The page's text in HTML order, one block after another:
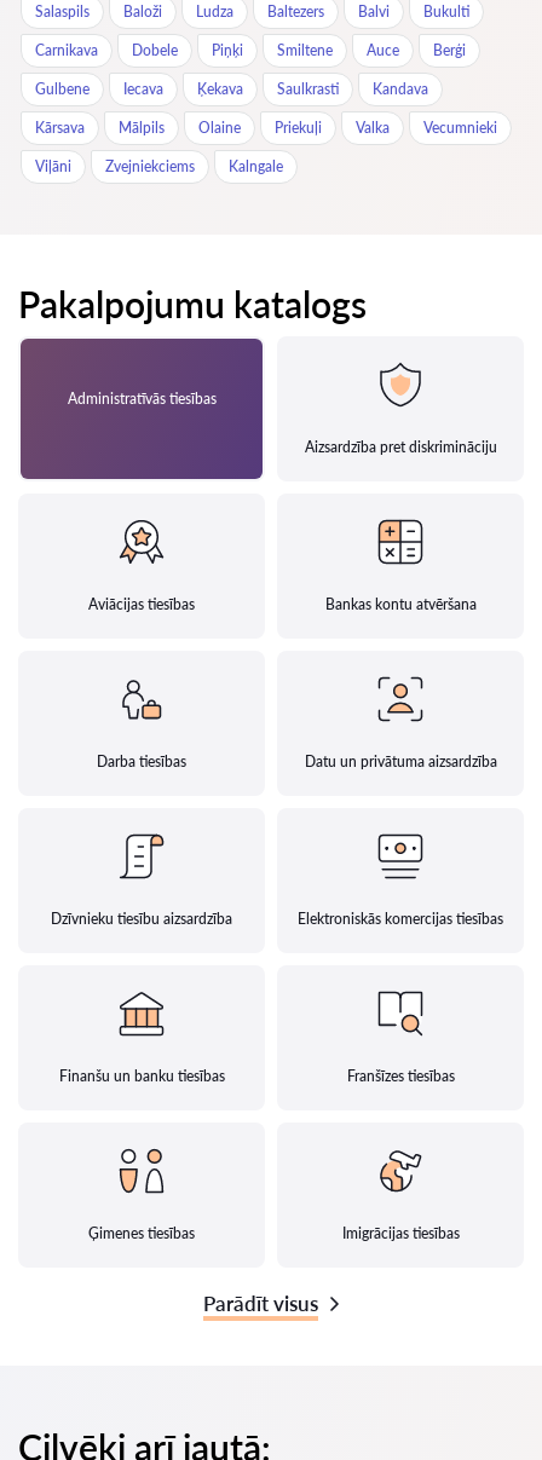
Salaspils Baloži Ludza Baltezers Balvi Bukulti
Carnikava Dobele Piņķi Smiltene Auce Berģi
Gulbene Iecava Ķekava Saulkrasti Kandava
Kārsava Mālpils Olaine Priekuļi Valka Vecumnieki
Viļāni Zvejniekciems Kalngale
Pakalpojumu katalogs
Administratīvās tiesības
Aizsardzība pret diskrimināciju
Aviācijas tiesības Bankas kontu atvēršana
Darba tiesības Datu un privātuma aizsardzība
Dzīvnieku tiesību aizsardzība Elektroniskās komercijas tiesības
Finanšu un banku tiesības Franšīzes tiesības
Ģimenes tiesības Imigrācijas tiesības
Parādīt visus
Cilvēki arī jautā: